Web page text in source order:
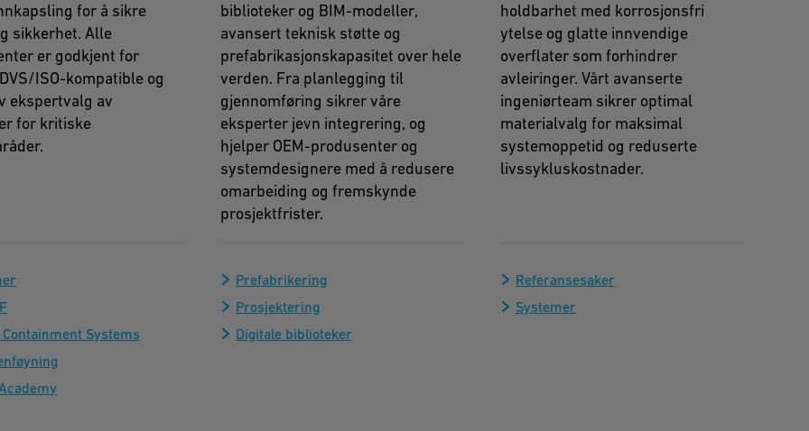
for å sikre
sikkerhet. Alle
er godkjent for
ISO-kompatible og
ekspertvalg av
for kritiske
Containment Systems
biblioteker og BIM-modeller,
avansert teknisk støtte og
prefabrikasjonskapasitet over hele
verden. Fra planlegging til
gjennomføring sikrer våre
eksperter jevn integrering, og
hjelper OEM-produsenter og
systemdesignere med å redusere
omarbeiding og fremskynde
prosjektfrister.
Prefabrikering
Prosjektering
Digitale biblioteker
holdbarhet med korrosjonsfri
ytelse og glatte innvendige
overflater som forhindrer
avleiringer. Vårt avanserte
ingeniørteam sikrer optimal
materialvalg for maksimal
systemoppetid og reduserte
livssykluskostnader.
Referansesaker
Systemer